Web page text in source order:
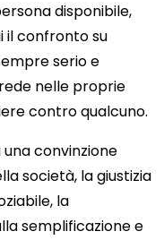
disponibile,
il confronto su
serio e
nelle proprie
contro qualcuno.
una convinzione
società, la giustizia
la
semplificazione e